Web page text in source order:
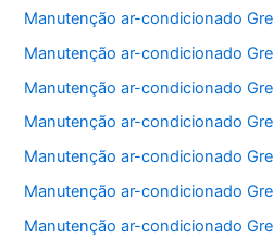
Manutenção ar-condicionado
Manutenção ar-condicionado
Manutenção ar-condicionado
Manutenção ar-condicionado
Manutenção ar-condicionado
Manutenção ar-condicionado
Manutenção ar-condicionado